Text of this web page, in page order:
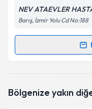
NEV ATAEVLER
Barış, İzmir Yolu Cd No:188
Randevu
oluşturun. Size bu
Bölgenize yakın